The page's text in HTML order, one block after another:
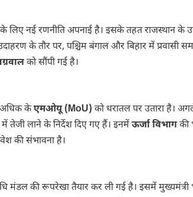
नई रणनीति अपनाई है। इसके तहत राजस्थान के
के तौर पर, पश्चिम बंगाल और बिहार में प्रवासी
को सौंपी गई है।
अधिक केएमओयू (MoU) को धरातल पर उतारा है।
में तेजी लाने के निर्देश दिए गए हैं। इनमेंऊर्जा विभागकी
की संभावना है।
मंडल की रूपरेखा तैयार कर ली गई है। इसमें